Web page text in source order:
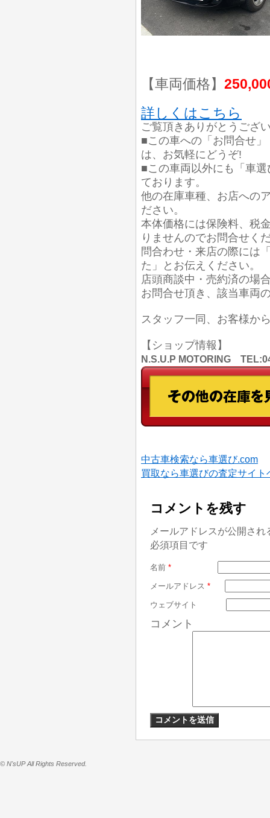
【車両価格】
詳しくはこちら
ご覧頂きありがとうござ
■この車への「お問合せ
は、お気軽にどうぞ!
■この車両以外にも「車
ております。
他の在庫車種、お店への
ださい。
本体価格には保険料、税
りませんのでお問合せく
問合わせ・来店の際には
た」とお伝えください。
店頭商談中・売約済の場
お問合せ頂き、該当車両
スタッフ一同、お客様か
【ショップ情報】
N.S.U.P MOTORING
中古車検索なら車選び.com
買取なら車選びの査定サイト
コメントを残す
メールアドレスが公開さ
必須項目です
名前 *
メールアドレス *
ウェブサイト
コメント
© N'sUP All Rights Reserved.